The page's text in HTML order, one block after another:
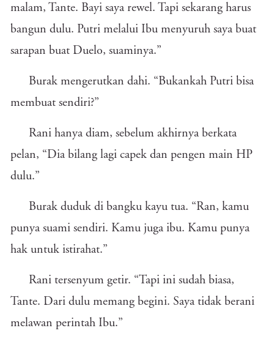
malam, Tante. Bayi saya rewel. Tapi sekarang harus
bangun dulu. Putri melalui Ibu menyuruh saya buat
sarapan buat Duelo, suaminya.”
Burak mengerutkan dahi. “Bukankah Putri bisa
membuat sendiri?”
Rani hanya diam, sebelum akhirnya berkata
pelan, “Dia bilang lagi capek dan pengen main HP
dulu.”
Burak duduk di bangku kayu tua. “Ran, kamu
punya suami sendiri. Kamu juga ibu. Kamu punya
hak untuk istirahat.”
Rani tersenyum getir. “Tapi ini sudah biasa,
Tante. Dari dulu memang begini. Saya tidak berani
melawan perintah Ibu.”